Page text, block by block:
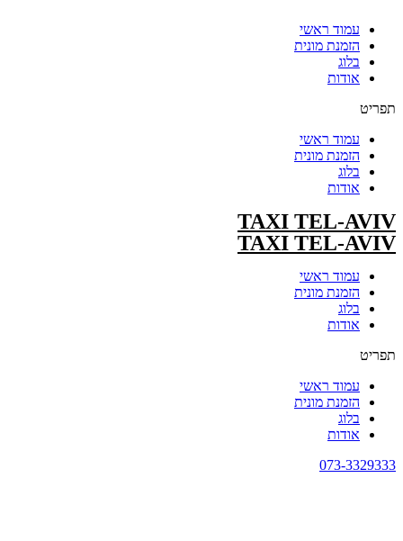
עמוד ראשי
הזמנת מונית
בלוג
אודות
תפריט
עמוד ראשי
הזמנת מונית
בלוג
אודות
TAXI TEL-AVIV
TAXI TEL-AVIV
עמוד ראשי
הזמנת מונית
בלוג
אודות
תפריט
עמוד ראשי
הזמנת מונית
בלוג
אודות
073-3329333